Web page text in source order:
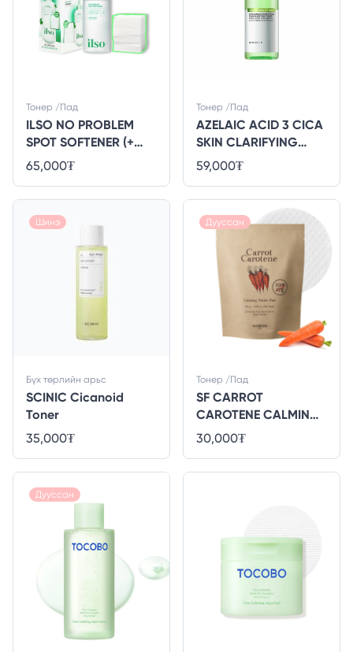
ILSO NO PROBLEM
SPOT SOFTENER (+
PAD)
Тонер /Пад
65,000₮
AZELAIC ACID 3 CICA
SKIN CLARIFYING
TONER 250ml
Тонер /Пад
59,000₮
Шинэ
SCINIC Cicanoid
Toner
Бүх төрлийн арьс
35,000₮
Шинэ
Дууссан
SF CARROT
CAROTENE CALMING
WATER PAD refill
Тонер /Пад
30,000₮
Дууссан